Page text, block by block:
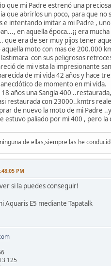
que mi Padre estrenó una
que abrirlos un poco, para que no
e intentando imitar a mi Padre ,
en aquella época...¡¡ era
que era de ser muy pijos tener
moto con mas de 200.000
con sus peligrosos
de mi vista la impresionante
de mi vida 42 años y hace
de momento en mi vida.
años una Sangla 400
restaurada con 23000..kmtrs
de nuevo la moto de mi Padre
estuvo paliado por mi 400 , pero
de ellas,siempre las he
PM
si la puedes conseguir!
Aquaris E5 mediante Tapatalk
125